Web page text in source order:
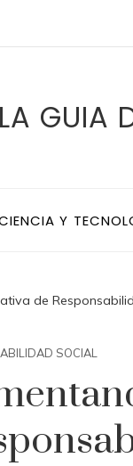
LA GUIA
Y
de
SOCIAL